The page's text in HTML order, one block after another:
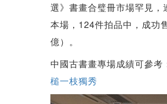
選》書畫合璧冊市場罕見
本場，124件拍品中，成功
億）。
中國古書畫專場成績可參考
槌一枝獨秀